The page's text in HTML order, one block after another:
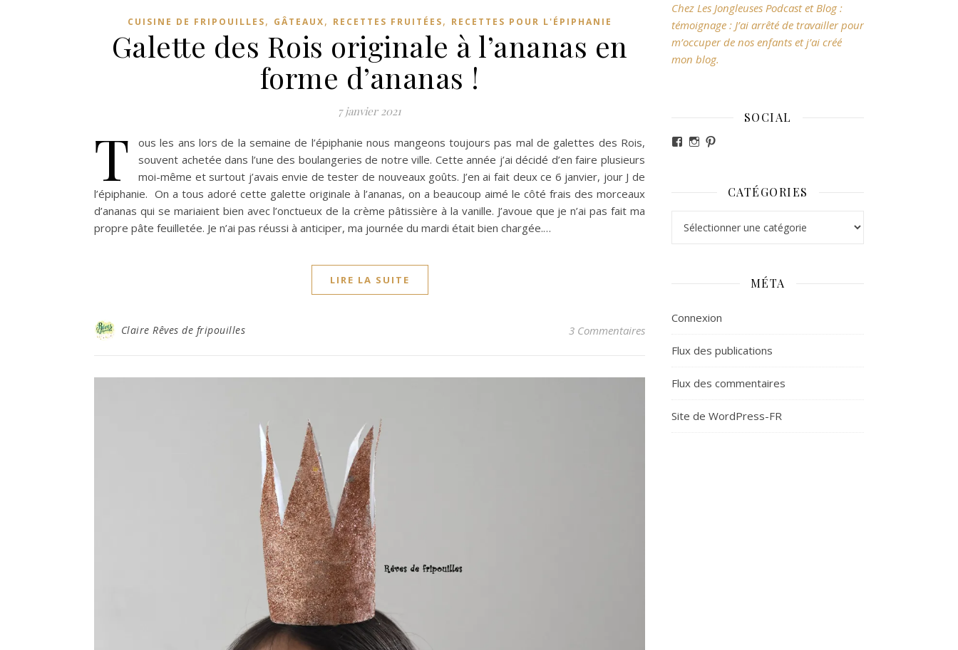
CUISINE DE FRIPOUILLES, GÂTEAUX, RECETTES FRUITÉES, RECETTES POUR L'ÉPIPHANIE
Galette des Rois originale à l’ananas en
forme d’ananas !
7 janvier 2021
T
ous les ans lors de la semaine de l’épiphanie nous mangeons toujours pas mal de galettes des Rois,
souvent achetée dans l’une des boulangeries de notre ville. Cette année j’ai décidé d’en faire plusieurs
moi-même et surtout j’avais envie de tester de nouveaux goûts. J’en ai fait deux ce 6 janvier, jour J de
l’épiphanie. On a tous adoré cette galette originale à l’ananas, on a beaucoup aimé le côté frais des morceaux
d’ananas qui se mariaient bien avec l’onctueux de la crème pâtissière à la vanille. J’avoue que je n’ai pas fait ma
propre pâte feuilletée. Je n’ai pas réussi à anticiper, ma journée du mardi était bien chargée.…
LIRE LA SUITE
Claire Rêves de fripouilles 3 Commentaires
Chez Les Jongleuses Podcast et Blog :
témoignage : J’ai arrêté de travailler pour
m’occuper de nos enfants et j’ai créé
mon blog.
SOCIAL
Voir le profil de revesdefripouilles sur Facebook
Voir le profil de claire_revesdefripouilles sur
CATÉGORIES
MÉTA
Connexion
Flux des publications
Flux des commentaires
Site de WordPress-FR